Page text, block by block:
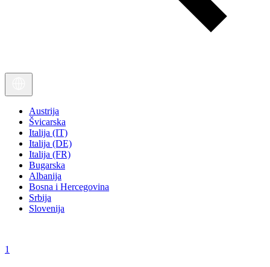
Austrija
Švicarska
Italija (IT)
Italija (DE)
Italija (FR)
Bugarska
Albanija
Bosna i Hercegovina
Srbija
Slovenija
1